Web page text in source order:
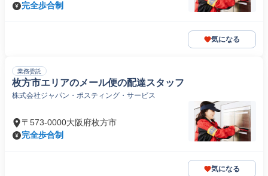
完全歩合制
気になる
業務委託
枚方市エリアのメール便の配達スタッフ
株式会社ジャパン・ポスティング・サービス
〒573-0000大阪府枚方市
完全歩合制
気になる